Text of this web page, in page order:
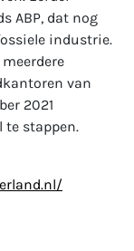
ABP, dat nog
industrie.
van
2021
te stappen.